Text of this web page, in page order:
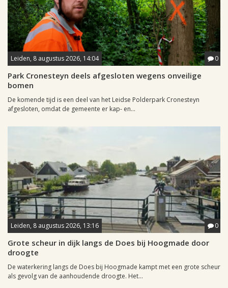
Leiden, 8 augustus 2026, 14:04 0
Park Cronesteyn deels afgesloten wegens onveilige
bomen
De komende tijd is een deel van het Leidse Polderpark Cronesteyn
afgesloten, omdat de gemeente er kap- en...
Leiden, 8 augustus 2026, 13:16 0
Grote scheur in dijk langs de Does bij Hoogmade door
droogte
De waterkering langs de Does bij Hoogmade kampt met een grote scheur
als gevolg van de aanhoudende droogte. Het...